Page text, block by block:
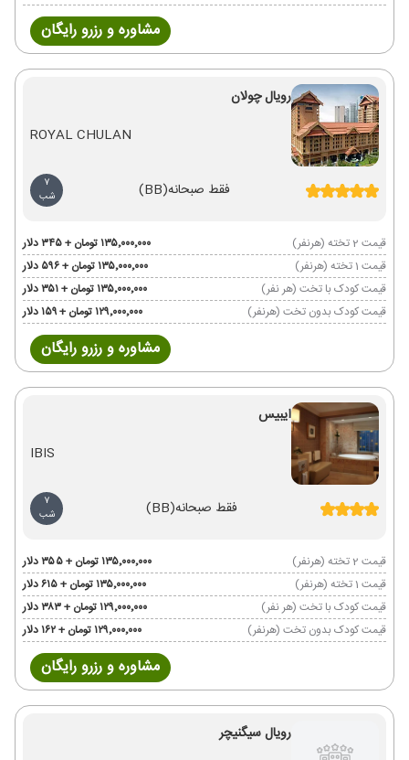
مشاوره و رزرو رایگان
رویال چولان
ROYAL CHULAN
فقط صبحانه(BB)
7
شب
قیمت 2 تخته (هرنفر)
۱۳۵٬۰۰۰٬۰۰۰ تومان + ۳۴۵ دلار
قیمت 1 تخته (هرنفر)
۱۳۵٬۰۰۰٬۰۰۰ تومان + ۵۹۶ دلار
قیمت کودک با تخت (هر نفر)
۱۳۵٬۰۰۰٬۰۰۰ تومان + ۳۵۱ دلار
قیمت کودک بدون تخت (هرنفر)
۱۲۹٬۰۰۰٬۰۰۰ تومان + ۱۵۹ دلار
مشاوره و رزرو رایگان
ایبیس
IBIS
فقط صبحانه(BB)
7
شب
قیمت 2 تخته (هرنفر)
۱۳۵٬۰۰۰٬۰۰۰ تومان + ۳۵۵ دلار
قیمت 1 تخته (هرنفر)
۱۳۵٬۰۰۰٬۰۰۰ تومان + ۶۱۵ دلار
قیمت کودک با تخت (هر نفر)
۱۲۹٬۰۰۰٬۰۰۰ تومان + ۳۸۳ دلار
قیمت کودک بدون تخت (هرنفر)
۱۲۹٬۰۰۰٬۰۰۰ تومان + ۱۶۲ دلار
مشاوره و رزرو رایگان
رویال سیگنیچر